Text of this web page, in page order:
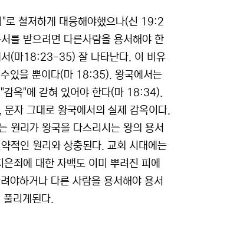
철저하게 대응해야했으나(신 19:2
를 받으려면 다른사람을 용서해야 한
서(마18:23-35) 잘 나타난다. 이 비유
있을 뿐이다(마 18:35). 왕국에서는
감옥"에 갇혀 있어야 한다(마 18:34).
자 그대로 왕국에서의 실제 감옥이다.
원리가 왕국을 다스리시는 왕의 용서
적인 원리와 상충된다. 교회 시대에는
죄에 대한 자백도 이미 뿌려진 피에
야하거나 다른 사람을 용서해야 용서
리게된다.